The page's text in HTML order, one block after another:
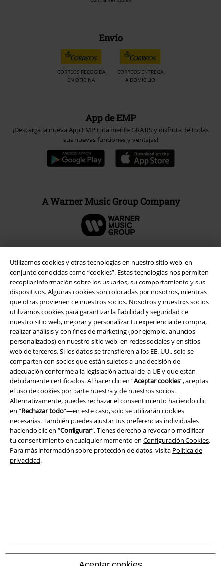
Utilizamos cookies y otras tecnologías en nuestro sitio web, en
conjunto conocidas como “cookies”. Estas tecnologías nos permiten
recopilar información sobre los usuarios, su comportamiento y sus
dispositivos. Algunas cookies son colocadas por nosotros, mientras
que otras provienen de nuestros socios. Nosotros y nuestros socios
utilizamos cookies para garantizar la fiabilidad y seguridad de
nuestro sitio web, mejorar y personalizar tu experiencia de compra,
realizar análisis y con fines de marketing (por ejemplo, anuncios
personalizados) en nuestro sitio web, en redes sociales y en sitios
web de terceros. Si los datos se transfieren a los EE. UU., solo se
comparten con socios que están sujetos a una decisión de
adecuación conforme a la legislación actual de la UE y que están
debidamente certificados. Al hacer clic en “Aceptar cookies”, aceptas
el uso de cookies por parte nuestra y de nuestros socios.
Alternativamente, puedes rechazar el consentimiento haciendo clic
en “Rechazar todo”—en este caso, solo se utilizarán cookies
necesarias. También puedes ajustar tus preferencias individuales
haciendo clic en “Configurar”. Tienes derecho a revocar o modificar
tu consentimiento en cualquier momento en Configuración Cookies.
Para más información sobre protección de datos, visita Política de
privacidad.
Envío
CORREOS RECOGIDA
EN OFICINA
CORREOS ENTREGA
A DOMICILIO
App de EMP
¡Descarga la nueva App EMP totalmente GRATIS y disfruta de todas
sus nuevas funciones y ventajas!
A Warner Music Group Company
Seguridad
Legal
Términos y Condiciones
Aviso Legal
Información sobre accesibilidad